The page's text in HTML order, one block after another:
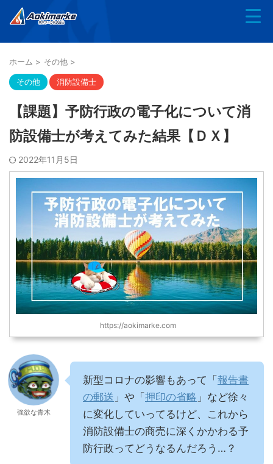
ホーム > その他 >
その他 消防設備士
【課題】予防行政の電子化について消
防設備士が考えてみた結果【ＤＸ】
2022年11月5日
https://aokimarke.com
強欲な青木
新型コロナの影響もあって「報告書
の郵送 」や「押印の省略 」など徐々
に変化していってるけど、これから
消防設備士の商売に深くかかわる予
防行政ってどうなるんだろう…？